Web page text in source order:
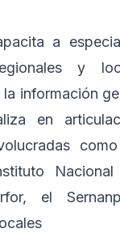
a
y
información
en
el